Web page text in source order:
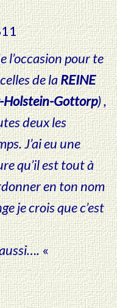
l’occasion pour te
de laREINE
Holstein-Gottorp) ,
deux les
J’ai eu une
qu’il est tout à
en ton nom
je crois que c’est
«